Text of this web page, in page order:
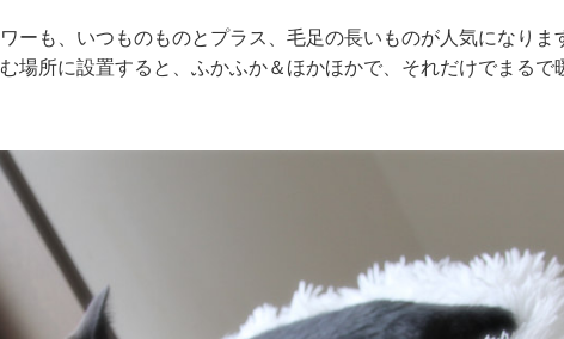
ーも、いつものものとプラス、毛足の長いものが人気になりま
場所に設置すると、ふかふか＆ほかほかで、それだけでまるで